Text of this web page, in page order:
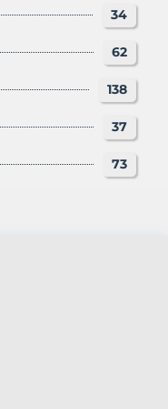
34
62
138
37
73